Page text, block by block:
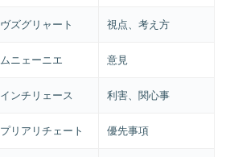
ヴズグリャート 視点、考え方
ムニェーニエ 意見
インチリェース 利害、関心事
プリアリチェート 優先事項